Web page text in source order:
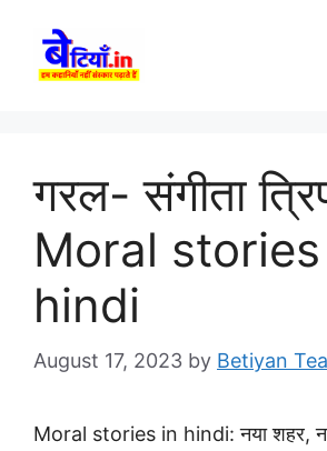
content
गरल- संगीता
Moral
hindi
August 17, 2023 by Betiyan
Moral stories in hindi: नया शहर,